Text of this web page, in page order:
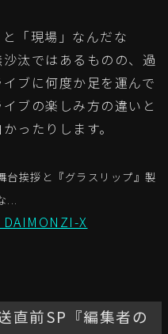
「現場」なんだな
汰ではあるものの、過
ブに何度か足を運んで
ブの楽しみ方の違いと
ったりします。
台挨拶と『グラスリップ』製
...
X
直前SP『編集者の